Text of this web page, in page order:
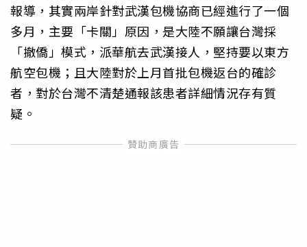
報導，其實兩岸針對武漢包機協商已經進行了一個
多月，主要「卡關」原因，是大陸不願讓台灣採
「撤僑」模式，派華航去武漢接人，堅持要以東方
航空包機；且大陸對於上月首批包機返台的確診
者，對於台灣不清楚通報該患者詳細情況存有質
疑。